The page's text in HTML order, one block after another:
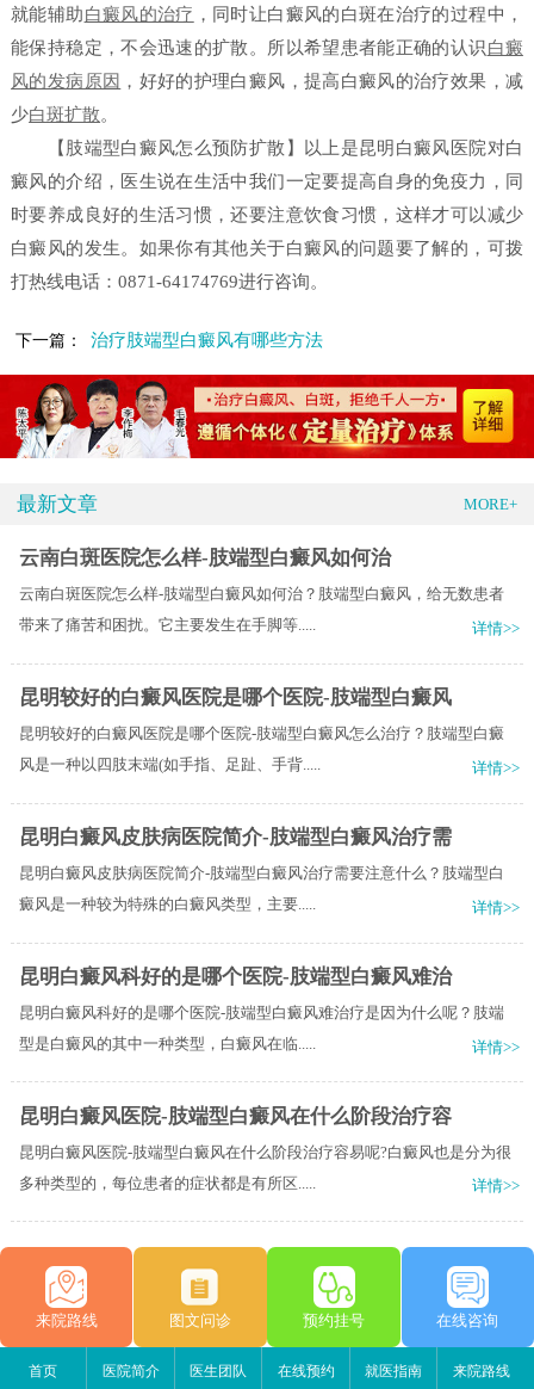
就能辅助白癜风的治疗 ，同时让白癜风的白斑在治疗的过程中，
能保持稳定，不会迅速的扩散。所以希望患者能正确的认识白癜
风的发病原因 ，好好的护理白癜风，提高白癜风的治疗效果，减
少白斑扩散。
【肢端型白癜风怎么预防扩散】
以上是昆明白癜风医院对白
癜风的介绍，医生说在生活中我们一定要提高自身的免疫力，同
时要养成良好的生活习惯，还要注意饮食习惯，这样才可以减少
白癜风的发生。如果你有其他关于白癜风的问题要了解的，可拨
打热线电话：0871-64174769进行咨询。
下一篇： 治疗肢端型白癜风有哪些方法
最新文章 MORE+
云南白斑医院怎么样-肢端型白癜风如何治
云南白斑医院怎么样-肢端型白癜风如何治？肢端型白癜风，给无数患者
带来了痛苦和困扰。它主要发生在手脚等.....
详情>>
昆明较好的白癜风医院是哪个医院-肢端型白癜风
昆明较好的白癜风医院是哪个医院-肢端型白癜风怎么治疗？肢端型白癜
风是一种以四肢末端(如手指、足趾、手背.....
详情>>
昆明白癜风皮肤病医院简介-肢端型白癜风治疗需
昆明白癜风皮肤病医院简介-肢端型白癜风治疗需要注意什么？肢端型白
癜风是一种较为特殊的白癜风类型，主要.....
详情>>
昆明白癜风科好的是哪个医院-肢端型白癜风难治
昆明白癜风科好的是哪个医院-肢端型白癜风难治疗是因为什么呢？肢端
型是白癜风的其中一种类型，白癜风在临.....
详情>>
昆明白癜风医院-肢端型白癜风在什么阶段治疗容
昆明白癜风医院-肢端型白癜风在什么阶段治疗容易呢?白癜风也是分为很
多种类型的，每位患者的症状都是有所区.....
详情>>
来院路线 图文问诊 预约挂号 在线咨询
首页 医院简介 医生团队 在线预约 就医指南 来院路线